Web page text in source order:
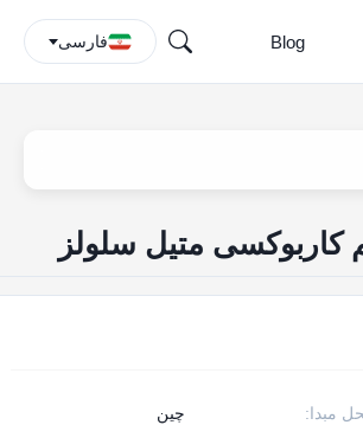
Blog فارسی
مبدا: چین